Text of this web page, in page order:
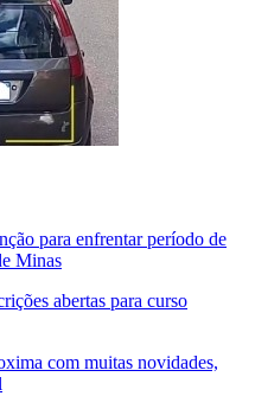
para enfrentar período de
Minas
abertas para curso
com muitas novidades,